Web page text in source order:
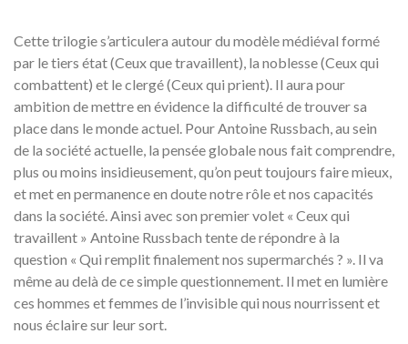
Cette trilogie s’articulera autour du modèle médiéval formé
par le tiers état (Ceux que travaillent), la noblesse (Ceux qui
combattent) et le clergé (Ceux qui prient). Il aura pour
ambition de mettre en évidence la difficulté de trouver sa
place dans le monde actuel. Pour Antoine Russbach, au sein
de la société actuelle, la pensée globale nous fait comprendre,
plus ou moins insidieusement, qu’on peut toujours faire mieux,
et met en permanence en doute notre rôle et nos capacités
dans la société. Ainsi avec son premier volet « Ceux qui
travaillent » Antoine Russbach tente de répondre à la
question « Qui remplit finalement nos supermarchés ? ». Il va
même au delà de ce simple questionnement. Il met en lumière
ces hommes et femmes de l’invisible qui nous nourrissent et
nous éclaire sur leur sort.